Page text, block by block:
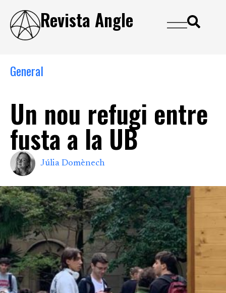
Revista Angle
General
Un nou refugi entre
fusta a la UB
Júlia Domènech